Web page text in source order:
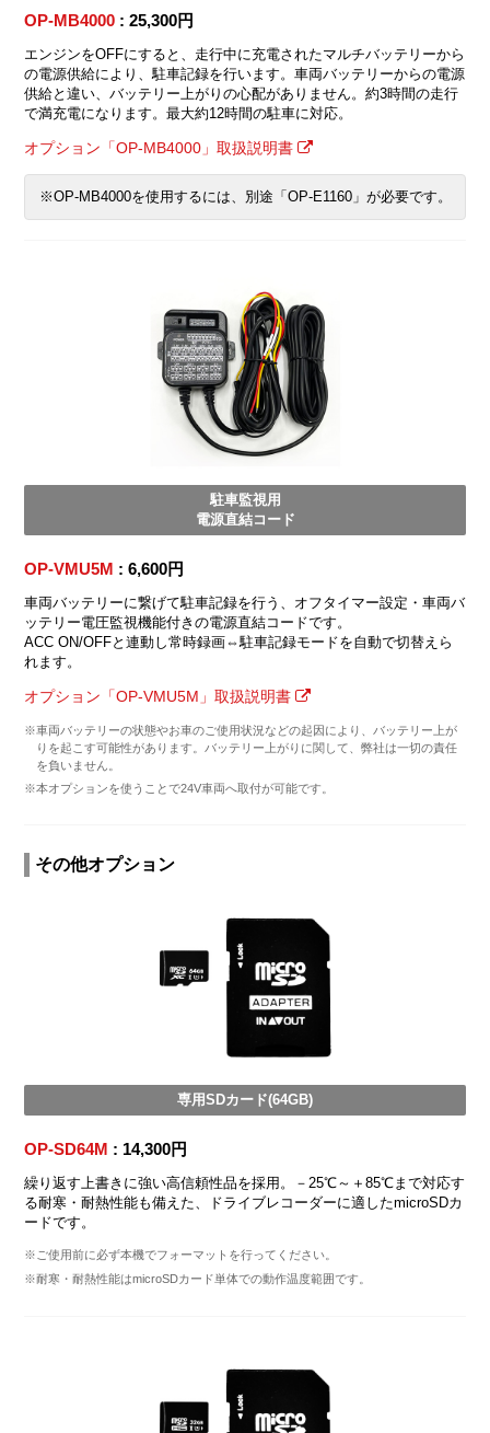
OP-MB4000 : 25,300円
エンジンをOFFにすると、走行中に充電されたマルチバッテリーから
の電源供給により、駐車記録を行います。車両バッテリーからの電源
供給と違い、バッテリー上がりの心配がありません。約3時間の走行
で満充電になります。最大約12時間の駐車に対応。
オプション「OP-MB4000」取扱説明書
※OP-MB4000を使用するには、別途「OP-E1160」が必要です。
駐車監視用
電源直結コード
OP-VMU5M : 6,600円
車両バッテリーに繋げて駐車記録を行う、オフタイマー設定・車両バ
ッテリー電圧監視機能付きの電源直結コードです。
ACC ON/OFFと連動し常時録画⇔駐車記録モードを自動で切替えら
れます。
オプション「OP-VMU5M」取扱説明書
※車両バッテリーの状態やお車のご使用状況などの起因により、バッテリー上が
りを起こす可能性があります。バッテリー上がりに関して、弊社は一切の責任
を負いません。
※本オプションを使うことで24V車両へ取付が可能です。
その他オプション
専用SDカード(64GB)
OP-SD64M : 14,300円
繰り返す上書きに強い高信頼性品を採用。－25℃～＋85℃まで対応す
る耐寒・耐熱性能も備えた、ドライブレコーダーに適したmicroSDカ
ードです。
※ご使用前に必ず本機でフォーマットを行ってください。
※耐寒・耐熱性能はmicroSDカード単体での動作温度範囲です。